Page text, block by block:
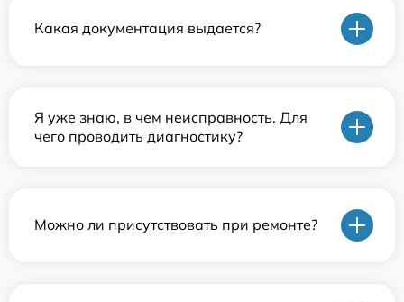
Какая документация выдается?
Я уже знаю, в чем неисправность. Для
чего проводить диагностику?
Можно ли присутствовать при ремонте?